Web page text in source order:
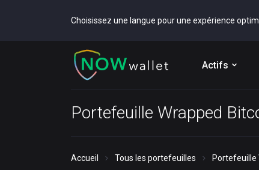
Choisissez une langue pour une expérience
Actifs
Portefeuille Wrapped
Accueil Tous les portefeuilles Portefeuille